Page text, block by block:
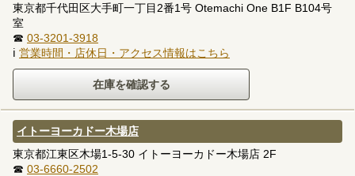
東京都千代田区大手町一丁目2番1号 Otemachi One B1F B104号
室
☎ 03-3201-3918
ℹ 営業時間・店休日・アクセス情報はこちら
イトーヨーカドー木場店
東京都江東区木場1-5-30 イトーヨーカドー木場店 2F
☎ 03-6660-2502